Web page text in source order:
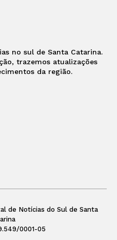
no sul de Santa Catarina.
trazemos atualizações
da região.
de Notícias do Sul de Santa
0001-05